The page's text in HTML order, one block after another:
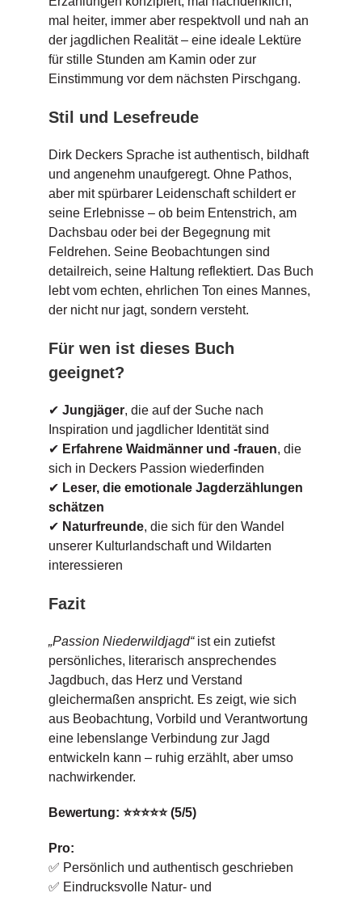
mal heiter, immer aber respektvoll und nah an
der jagdlichen Realität – eine ideale Lektüre
für stille Stunden am Kamin oder zur
Einstimmung vor dem nächsten Pirschgang.
Stil und Lesefreude
Dirk Deckers Sprache ist authentisch, bildhaft
und angenehm unaufgeregt. Ohne Pathos,
aber mit spürbarer Leidenschaft schildert er
seine Erlebnisse – ob beim Entenstrich, am
Dachsbau oder bei der Begegnung mit
Feldrehen. Seine Beobachtungen sind
detailreich, seine Haltung reflektiert. Das Buch
lebt vom echten, ehrlichen Ton eines Mannes,
der nicht nur jagt, sondern versteht.
Für wen ist dieses Buch
geeignet?
✔ Jungjäger, die auf der Suche nach
Inspiration und jagdlicher Identität sind
✔ Erfahrene Waidmänner und -frauen, die
sich in Deckers Passion wiederfinden
✔ Leser, die emotionale Jagderzählungen
schätzen
✔ Naturfreunde, die sich für den Wandel
unserer Kulturlandschaft und Wildarten
interessieren
Fazit
„Passion Niederwildjagd“ist ein zutiefst
persönliches, literarisch ansprechendes
Jagdbuch, das Herz und Verstand
gleichermaßen anspricht. Es zeigt, wie sich
aus Beobachtung, Vorbild und Verantwortung
eine lebenslange Verbindung zur Jagd
entwickeln kann – ruhig erzählt, aber umso
nachwirkender.
Bewertung: ⭐⭐⭐⭐⭐ (5/5)
Pro:
✅ Persönlich und authentisch geschrieben
✅ Eindrucksvolle Natur- und